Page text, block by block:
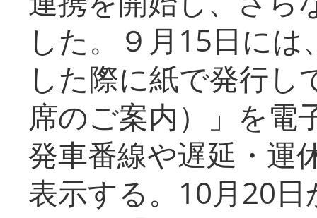
した。９月15日に
した際に紙で発行し
席のご案内）」を電
発車番線や遅延・運
表示する。10月20